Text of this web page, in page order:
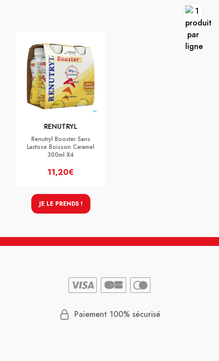
RENUTRYL
Renutryl Booster Sans
Lactose Boisson Caramel
300ml X4
11,20€
JE LE PRENDS !
Paiement 100% sécurisé